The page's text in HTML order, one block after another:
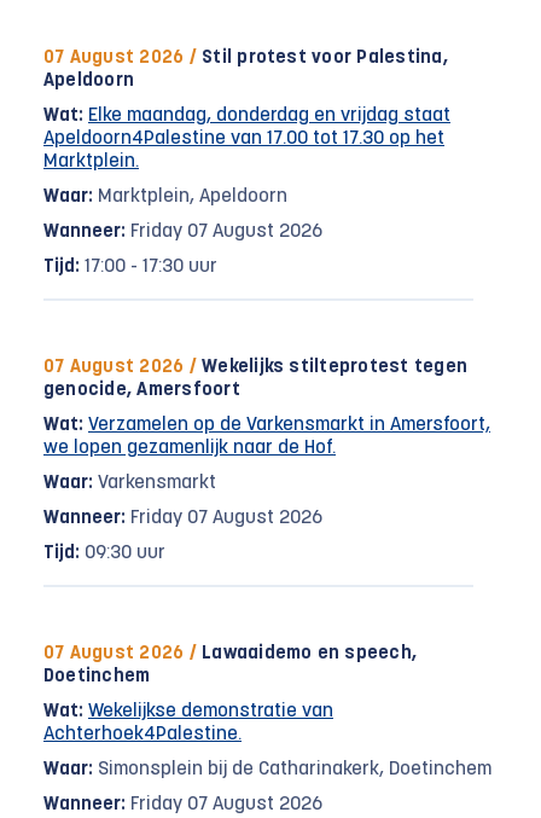
07 August 2026 / Stil protest voor Palestina,
Apeldoorn
Wat: Elke maandag, donderdag en vrijdag staat
Apeldoorn4Palestine van 17.00 tot 17.30 op het
Marktplein.
Waar: Marktplein, Apeldoorn
Wanneer: Friday 07 August 2026
Tijd: 17:00 - 17:30 uur
07 August 2026 / Wekelijks stilteprotest tegen
genocide, Amersfoort
Wat: Verzamelen op de Varkensmarkt in Amersfoort,
we lopen gezamenlijk naar de Hof.
Waar: Varkensmarkt
Wanneer: Friday 07 August 2026
Tijd: 09:30 uur
07 August 2026 / Lawaaidemo en speech,
Doetinchem
Wat: Wekelijkse demonstratie van
Achterhoek4Palestine.
Waar: Simonsplein bij de Catharinakerk, Doetinchem
Wanneer: Friday 07 August 2026